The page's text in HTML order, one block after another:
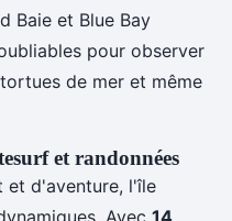
Baie et Blue Bay
pour observer
de mer et même
et randonnées
et d'aventure, l'île
Avec 14